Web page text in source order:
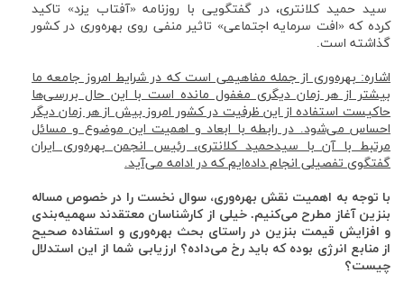
سید حمید کلانتری، در گفتگویی با روزنامه «آفتاب یزد» تاکید
کرده که «افت سرمایه اجتماعی» تاثیر منفی روی بهره‌وری در کشور
گذاشته است.
اشاره:‌ بهره‌وری از جمله مفاهیمی است که در شرایط امروز جامعه ما
بیشتر از هر زمان دیگری مغفول مانده است با این حال بررسی‌ها
حاکیست استفاده از این ظرفیت در کشور امروز بیش از هر زمان دیگر
احساس می‌شود. در رابطه با ابعاد و اهمیت این موضوع و مسائل
مرتبط با آن با سیدحمید کلانتری، رئیس انجمن بهره‌وری ایران
گفتگوی تفصیلی انجام داده‌ایم که در ادامه می‌آید.
با توجه به اهمیت نقش بهره‌وری، سوال نخست را در خصوص مساله
بنزین آغاز مطرح می‌کنیم. خیلی از کارشناسان معتقدند سهمیه‌بندی
و افزایش قیمت بنزین در راستای بحث بهره‌وری و استفاده صحیح
از منابع انرژی بوده که باید رخ می‌داده؟ ارزیابی شما از این استدلال
چیست؟